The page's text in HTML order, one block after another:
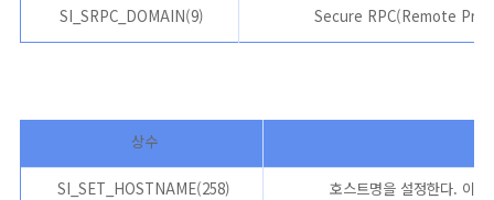
SI_SRPC_DOMAIN(9) Secure RPC(Remote
상수
SI_SET_HOSTNAME(258) 호스트명을 설정한다. 이